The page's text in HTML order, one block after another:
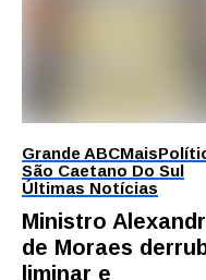
Grande ABCMais
São Caetano Do Sul
Últimas Notícias
Ministro
de Moraes
liminar e